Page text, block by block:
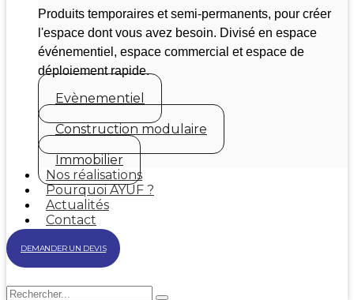
Produits temporaires et semi-permanents, pour créer
l'espace dont vous avez besoin. Divisé en espace
événementiel, espace commercial et espace de
déploiement rapide.
Evènementiel
Construction modulaire
Immobilier
Nos réalisations
Pourquoi AYUF ?
Actualités
Contact
DEMANDER UN DEVIS